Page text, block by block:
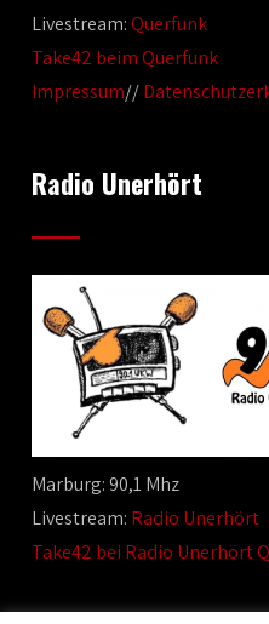
Livestream:Querfunk
Take42 beim Querfunk
Impressum//
Radio Unerhört
Marburg: 90,1 Mhz
Livestream: Radio Unerhört
Take42 bei Radio Unerhört